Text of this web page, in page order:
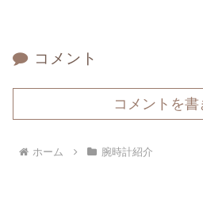
コメント
コメントを書
ホーム 腕時計紹介